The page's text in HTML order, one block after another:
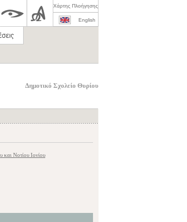
Χάρτης Πλοήγησης
English
Δημοτικό Σχολείο Θυρίου
Νοτίου Ιονίου